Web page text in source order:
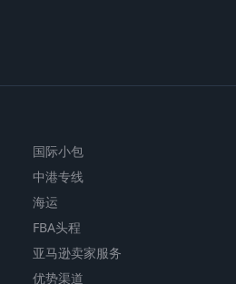
国际小包
中港专线
海运
FBA头程
亚马逊卖家服务
优势渠道